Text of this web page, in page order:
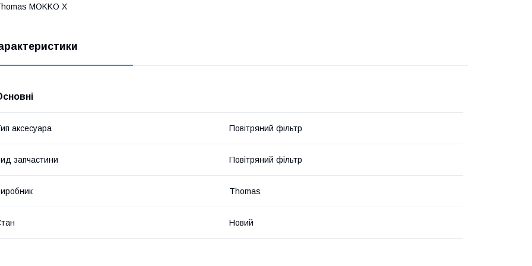
MOKKO X
аксесуара Повітряний фільтр
запчастини Повітряний фільтр
Thomas
Новий